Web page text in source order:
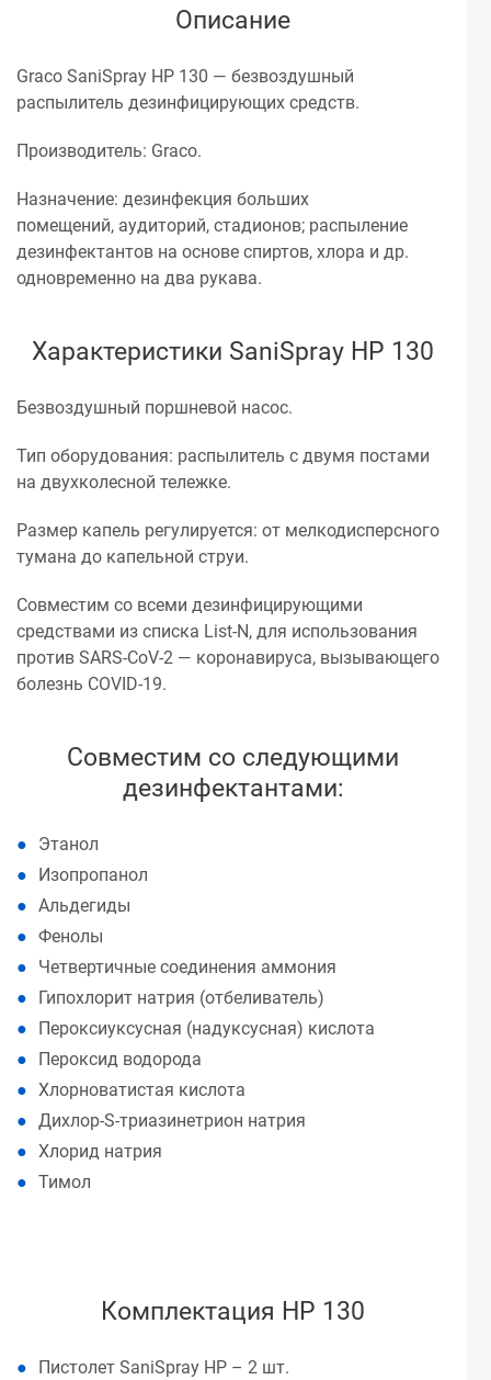
Описание
Graco SaniSpray HP 130 — безвоздушный
распылитель дезинфицирующих средств.
Производитель: Graco.
Назначение: дезинфекция больших
помещений, аудиторий, стадионов; распыление
дезинфектантов на основе спиртов, хлора и др.
одновременно на два рукава.
Характеристики SaniSpray HP 130
Безвоздушный поршневой насос.
Тип оборудования: распылитель с двумя постами
на двухколесной тележке.
Размер капель регулируется: от мелкодисперсного
тумана до капельной струи.
Совместим со всеми дезинфицирующими
средствами из списка List-N, для использования
против SARS-CoV-2 — коронавируса, вызывающего
болезнь COVID-19.
Совместим со следующими
дезинфектантами:
Этанол
Изопропанол
Альдегиды
Фенолы
Четвертичные соединения аммония
Гипохлорит натрия (отбеливатель)
Пероксиуксусная (надуксусная) кислота
Пероксид водорода
Хлорноватистая кислота
Дихлор-S-триазинетрион натрия
Хлорид натрия
Тимол
Комплектация HP 130
Пистолет SaniSpray HP – 2 шт.